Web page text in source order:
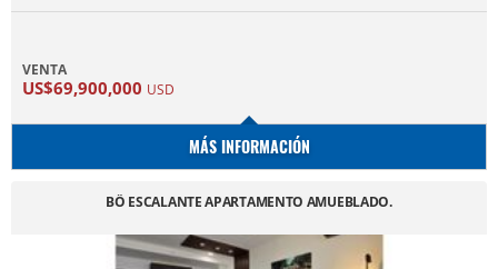
VENTA
US$69,900,000 USD
MÁS INFORMACIÓN
BÖ ESCALANTE APARTAMENTO AMUEBLADO.